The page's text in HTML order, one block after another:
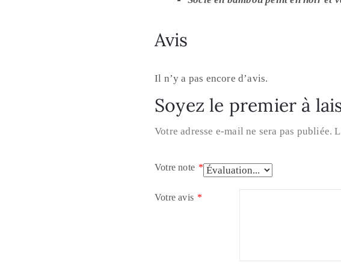
Avis
Il n’y a pas encore d’avis.
Soyez le premier à
Votre adresse e-mail ne sera pas publiée.
Votre note *
Votre avis *